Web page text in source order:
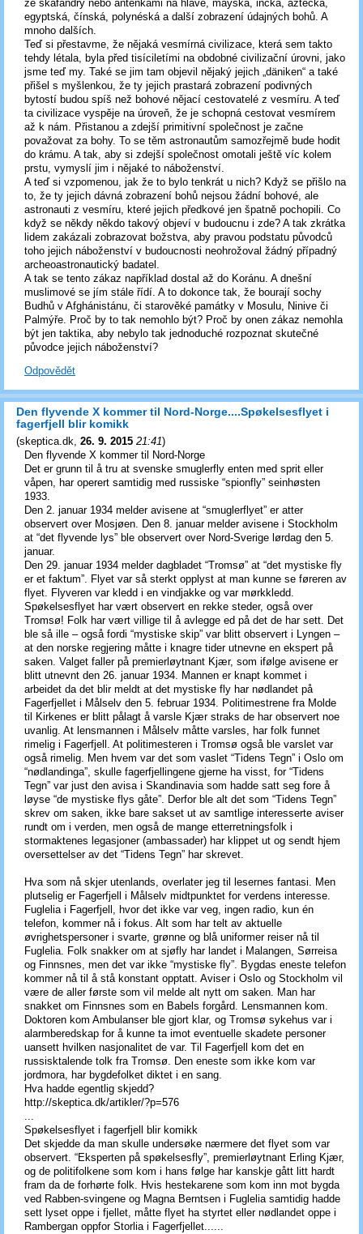
ze skafandry nebo anténkami na hlavě, mayská, incká, aztécká,
egyptská, čínská, polynéská a další zobrazení údajných bohů. A
mnoho dalších.
Teď si přestavme, že nějaká vesmírná civilizace, která sem takto
tehdy létala, byla před tisíciletími na obdobné civilizační úrovni, jako
jsme teď my. Také se jim tam objevil nějaký jejich „däniken“ a také
přišel s myšlenkou, že ty jejich prastará zobrazení podivných
bytostí budou spíš než bohové nějací cestovatelé z vesmíru. A teď
ta civilizace vyspěje na úroveň, že je schopná cestovat vesmírem
až k nám. Přistanou a zdejší primitivní společnost je začne
považovat za bohy. To se těm astronautům samozřejmě bude hodit
do krámu. A tak, aby si zdejší společnost omotali ještě víc kolem
prstu, vymyslí jim i nějaké to náboženství.
A teď si vzpomenou, jak že to bylo tenkrát u nich? Když se přišlo na
to, že ty jejich dávná zobrazení bohů nejsou žádní bohové, ale
astronauti z vesmíru, které jejich předkové jen špatně pochopili. Co
když se někdy někdo takový objeví v budoucnu i zde? A tak zkrátka
lidem zakázali zobrazovat božstva, aby pravou podstatu původců
toho jejich náboženství v budoucnosti neohrožoval žádný případný
archeoastronautický badatel.
A tak se tento zákaz například dostal až do Koránu. A dnešní
muslimové se jím stále řídí. A to dokonce tak, že bourají sochy
Budhů v Afghánistánu, či starověké památky v Mosulu, Ninive či
Palmýře. Proč by to tak nemohlo být? Proč by onen zákaz nemohla
být jen taktika, aby nebylo tak jednoduché rozpoznat skutečné
původce jejich náboženství?
Odpovědět
Den flyvende X kommer til Nord-Norge....Spøkelsesflyet i
fagerfjell blir komikk
(skeptica.dk, 26. 9. 2015 21:41)
Den flyvende X kommer til Nord-Norge
Det er grunn til å tru at svenske smuglerfly enten med sprit eller
våpen, har operert samtidig med russiske “spionfly” seinhøsten
1933.
Den 2. januar 1934 melder avisene at “smuglerflyet” er atter
observert over Mosjøen. Den 8. januar melder avisene i Stockholm
at “det flyvende lys” ble observert over Nord-Sverige lørdag den 5.
januar.
Den 29. januar 1934 melder dagbladet “Tromsø” at “det mystiske fly
er et faktum”. Flyet var så sterkt opplyst at man kunne se føreren av
flyet. Flyveren var kledd i en vindjakke og var mørkkledd.
Spøkelsesflyet har vært observert en rekke steder, også over
Tromsø! Folk har vært villige til å avlegge ed på det de har sett. Det
ble så ille – også fordi “mystiske skip” var blitt observert i Lyngen –
at den norske regjering måtte i knagre tider utnevne en ekspert på
saken. Valget faller på premierløytnant Kjær, som ifølge avisene er
blitt utnevnt den 26. januar 1934. Mannen er knapt kommet i
arbeidet da det blir meldt at det mystiske fly har nødlandet på
Fagerfjellet i Målselv den 5. februar 1934. Politimestrene fra Molde
til Kirkenes er blitt pålagt å varsle Kjær straks de har observert noe
uvanlig. At lensmannen i Målselv måtte varsles, har folk funnet
rimelig i Fagerfjell. At politimesteren i Tromsø også ble varslet var
også rimelig. Men hvem var det som vaslet “Tidens Tegn” i Oslo om
“nødlandinga”, skulle fagerfjellingene gjerne ha visst, for “Tidens
Tegn” var just den avisa i Skandinavia som hadde satt seg fore å
løyse “de mystiske flys gåte”. Derfor ble alt det som “Tidens Tegn”
skrev om saken, ikke bare sakset ut av samtlige interesserte aviser
rundt om i verden, men også de mange etterretningsfolk i
stormaktenes legasjoner (ambassader) har klippet ut og sendt hjem
oversettelser av det “Tidens Tegn” har skrevet.
Hva som nå skjer utenlands, overlater jeg til lesernes fantasi. Men
plutselig er Fagerfjell i Målselv midtpunktet for verdens interesse.
Fuglelia i Fagerfjell, hvor det ikke var veg, ingen radio, kun én
telefon, kommer nå i fokus. Alt som har telt av aktuelle
øvrighetspersoner i svarte, grønne og blå uniformer reiser nå til
Fuglelia. Folk snakker om at sjøfly har landet i Malangen, Sørreisa
og Finnsnes, men det var ikke “mystiske fly”. Bygdas eneste telefon
kommer nå til å stå konstant opptatt. Aviser i Oslo og Stockholm vil
være de aller første som vil melde alt nytt om saken. Man har
snakket om Finnsnes som en Babels forgård. Lensmannen kom.
Doktoren kom Ambulanser ble gjort klar, og Tromsø sykehus var i
alarmberedskap for å kunne ta imot eventuelle skadete personer
uansett hvilken nasjonalitet de var. Til Fagerfjell kom det en
russisktalende tolk fra Tromsø. Den eneste som ikke kom var
jordmora, har bygdefolket diktet i en sang.
Hva hadde egentlig skjedd?
http://skeptica.dk/artikler/?p=576
...
Spøkelsesflyet i fagerfjell blir komikk
Det skjedde da man skulle undersøke nærmere det flyet som var
observert. “Eksperten på spøkelsesfly”, premierløytnant Erling Kjær,
og de politifolkene som kom i hans følge har kanskje gått litt hardt
fram da de forhørte folk. Hvis hestekarene som kom inn mot bygda
ved Rabben-svingene og Magna Berntsen i Fuglelia samtidig hadde
sett lyset oppe i fjellet, måtte flyet ha styrtet eller nødlandet oppe i
Rambergan oppfor Storlia i Fagerfjellet......